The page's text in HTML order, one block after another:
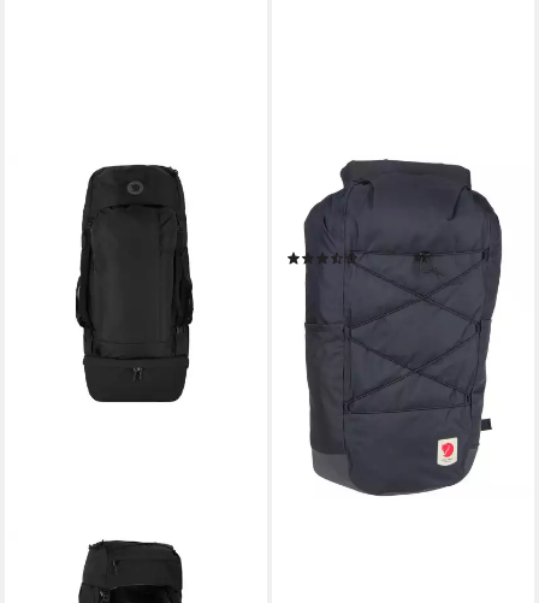
FJÄLLRÄVEN
Rucksack High Coast Rolltop
26
(2)
129,95 €
lieferbar - in 2-3 Werktagen bei dir